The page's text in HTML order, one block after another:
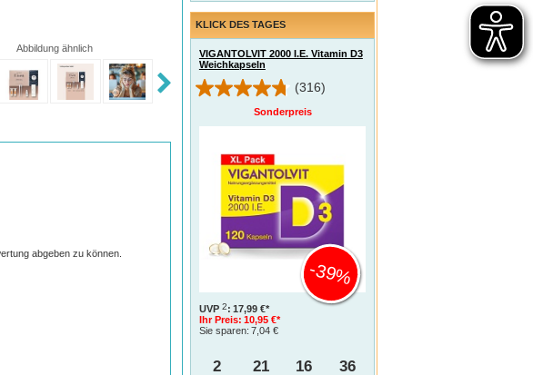
Abbildung ähnlich
KLICK DES TAGES
VIGANTOLVIT 2000 I.E. Vitamin D3
Weichkapseln
(316)
Sonderpreis
UVP 2: 17,99 €*
Ihr Preis: 10,95 €*
Sie sparen: 7,04 €
-39%
2 21 16 35